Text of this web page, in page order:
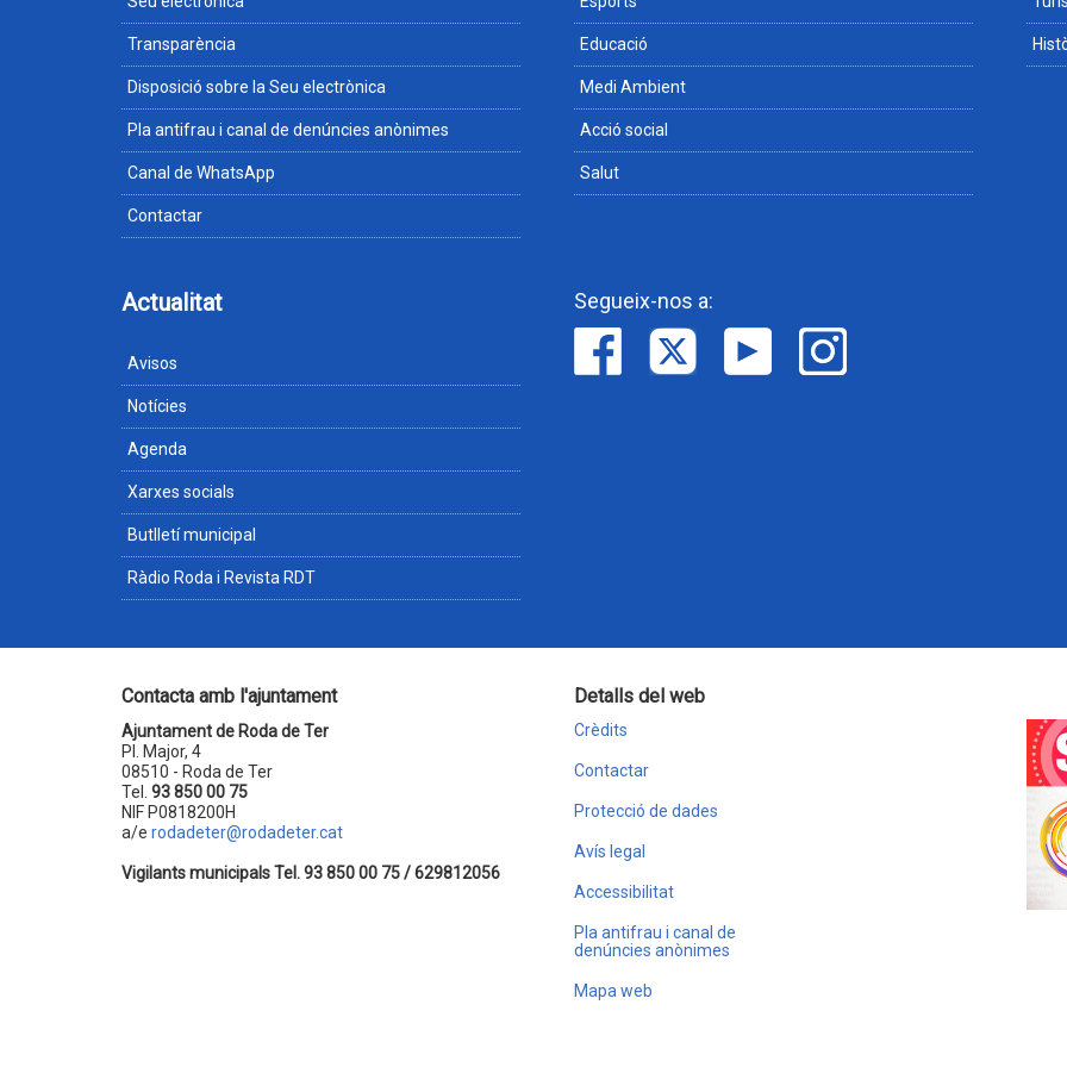
Transparència
Disposició sobre la Seu electrònica
Pla antifrau i canal de denúncies anònimes
Canal de WhatsApp
Contactar
Educació
Medi Ambient
Acció social
Salut
Actualitat
Avisos
Notícies
Agenda
Xarxes socials
Butlletí municipal
Ràdio Roda i Revista RDT
Segueix-nos a:
Contacta amb l'ajuntament
Ajuntament de Roda de Ter
Pl. Major, 4
08510 - Roda de Ter
Tel. 93 850 00 75
NIF P0818200H
a/e rodadeter@rodadeter.cat
Vigilants municipals Tel. 93 850 00 75 / 629812056
Detalls del web
Crèdits
Contactar
Protecció de dades
Avís legal
Accessibilitat
Pla antifrau i canal de
denúncies anònimes
Mapa web